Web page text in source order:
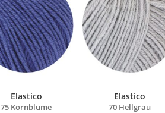
Elastico
75 Kornblume
Elastico
70 Hellgrau